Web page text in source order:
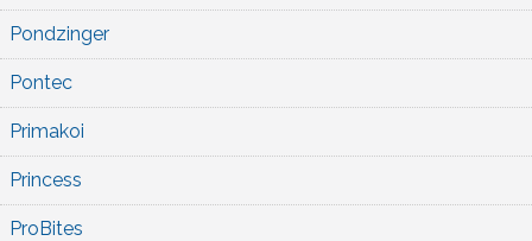
Pondzinger
Pontec
Primakoi
Princess
ProBites